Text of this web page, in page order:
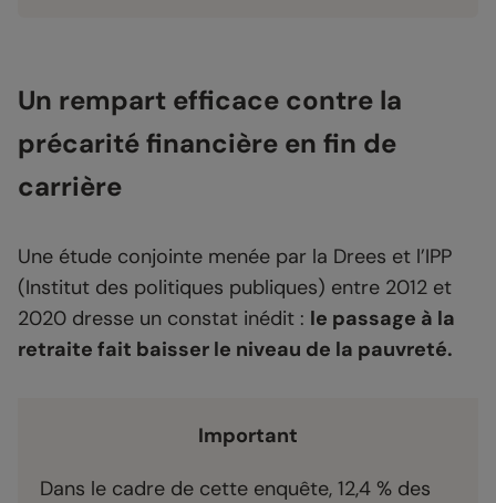
Un rempart efficace contre la
précarité financière en fin de
carrière
Une étude conjointe menée par la Drees et l’IPP
(Institut des politiques publiques) entre 2012 et
2020 dresse un constat inédit : le passage à la
retraite fait baisser le niveau de la pauvreté.
Important
Dans le cadre de cette enquête, 12,4 % des